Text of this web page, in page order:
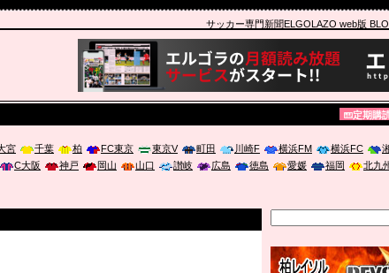
サッカー専門新聞ELGOLAZO web版
定期購
宮 千葉 柏 FC東京 東京V 町田 川崎F 横浜FM 横浜FC
C大阪 神戸 岡山 山口 讃岐 広島 徳島 愛媛 福岡 北九